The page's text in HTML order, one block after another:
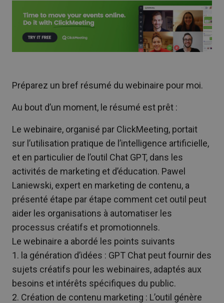
Préparez un bref résumé du webinaire pour moi.
Au bout d’un moment, le résumé est prêt :
Le webinaire, organisé par ClickMeeting, portait
sur l’utilisation pratique de l’intelligence artificielle,
et en particulier de l’outil Chat GPT, dans les
activités de marketing et d’éducation. Pawel
Laniewski, expert en marketing de contenu, a
présenté étape par étape comment cet outil peut
aider les organisations à automatiser les
processus créatifs et promotionnels.
Le webinaire a abordé les points suivants
1. la génération d’idées : GPT Chat peut fournir des
sujets créatifs pour les webinaires, adaptés aux
besoins et intérêts spécifiques du public.
2. Création de contenu marketing : L’outil génère